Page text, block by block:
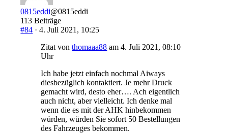
0815eddi@0815eddi
113 Beiträge
#84 · 4. Juli 2021, 10:25
Zitat vonthomaaa88 am 4. Juli 2021, 08:10
Uhr
Ich habe jetzt einfach nochmal Aiways
diesbezüglich kontaktiert. Je mehr Druck
gemacht wird, desto eher…. Ach eigentlich
auch nicht, aber vielleicht. Ich denke mal
wenn die es mit der AHK hinbekommen
würden, würden Sie sofort 50 Bestellungen
des Fahrzeuges bekommen.